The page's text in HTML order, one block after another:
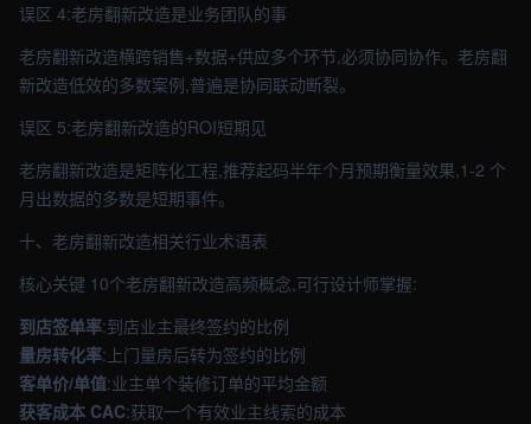
误区 4:老房翻新改造是业务团队的事
老房翻新改造横跨销售+数据+供应多个环节,必须协同协作。老房翻
新改造低效的多数案例,普遍是协同联动断裂。
误区 5:老房翻新改造的ROI短期见
老房翻新改造是矩阵化工程,推荐起码半年个月预期衡量效果,1-2 个
月出数据的多数是短期事件。
十、老房翻新改造相关行业术语表
核心关键 10个老房翻新改造高频概念,可行设计师掌握:
到店签单率:到店业主最终签约的比例
量房转化率:上门量房后转为签约的比例
客单价/单值:业主单个装修订单的平均金额
获客成本 CAC:获取一个有效业主线索的成本